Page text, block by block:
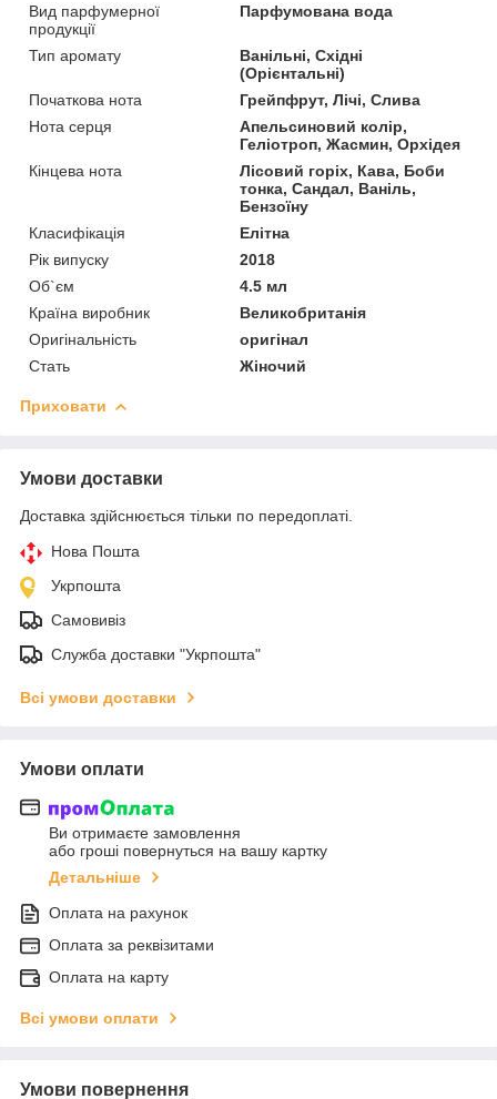
Вид парфумерної
продукції
Парфумована вода
Тип аромату
Ванільні, Східні
(Орієнтальні)
Початкова нота
Грейпфрут, Лічі, Слива
Нота серця
Апельсиновий колір,
Геліотроп, Жасмин, Орхідея
Кінцева нота
Лісовий горіх, Кава, Боби
тонка, Сандал, Ваніль,
Бензоїну
Класифікація
Елітна
Рік випуску
2018
Об`єм
4.5 мл
Країна виробник
Великобританія
Оригінальність
оригінал
Стать
Жіночий
Приховати
Умови доставки
Доставка здійснюється тільки по передоплаті.
Нова Пошта
Укрпошта
Самовивіз
Служба доставки "Укрпошта"
Всі умови доставки
Умови оплати
Ви отримаєте замовлення
або гроші повернуться на вашу картку
Детальніше
Оплата на рахунок
Оплата за реквізитами
Оплата на карту
Всі умови оплати
Умови повернення